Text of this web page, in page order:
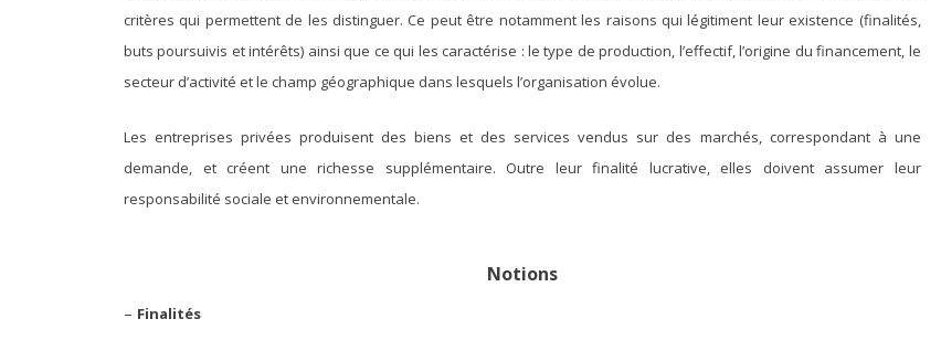
critères qui permettent de les distinguer. Ce peut être notamment les raisons qui légitiment leur existence (finalités,
buts poursuivis et intérêts) ainsi que ce qui les caractérise : le type de production, l’effectif, l’origine du financement, le
secteur d’activité et le champ géographique dans lesquels l’organisation évolue.
Les entreprises privées produisent des biens et des services vendus sur des marchés, correspondant à une
demande, et créent une richesse supplémentaire. Outre leur finalité lucrative, elles doivent assumer leur
responsabilité sociale et environnementale.
Notions
– Finalités